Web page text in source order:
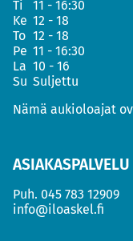
Ti
11 - 16:30
Ke 12 - 18
To 12 - 18
Pe 11 - 16:30
La 10 - 16
Su Suljettu
Nämä aukioloajat
ASIAKASPALVELU
Puh. 045 783 12909
info@iloaskel.fi